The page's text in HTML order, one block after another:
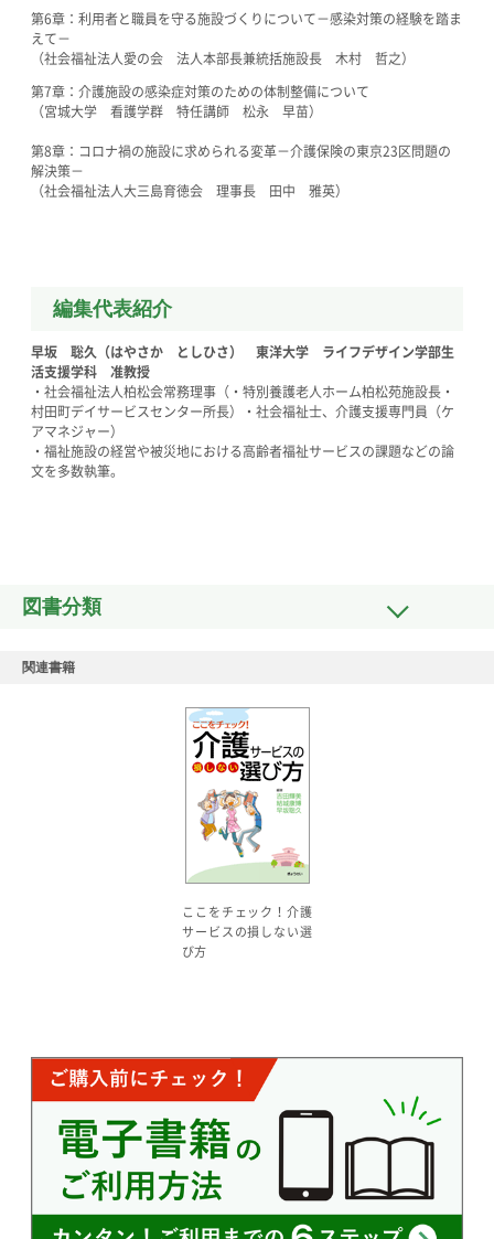
第6章：利用者と職員を守る施設づくりについて－感染対策の経験を踏ま
えて－
（社会福祉法人愛の会 法人本部長兼統括施設長 木村 哲之）
第7章：介護施設の感染症対策のための体制整備について
（宮城大学 看護学群 特任講師 松永 早苗）
第8章：コロナ禍の施設に求められる変革－介護保険の東京23区問題の
解決策－
（社会福祉法人大三島育徳会 理事長 田中 雅英）
編集代表紹介
早坂 聡久（はやさか としひさ） 東洋大学 ライフデザイン学部生
活支援学科 准教授
・社会福祉法人柏松会常務理事（・特別養護老人ホーム柏松苑施設長・
村田町デイサービスセンター所長）・社会福祉士、介護支援専門員（ケ
アマネジャー）
・福祉施設の経営や被災地における高齢者福祉サービスの課題などの論
文を多数執筆。
図書分類
関連書籍
ここをチェック！介護
サービスの損しない選
び方